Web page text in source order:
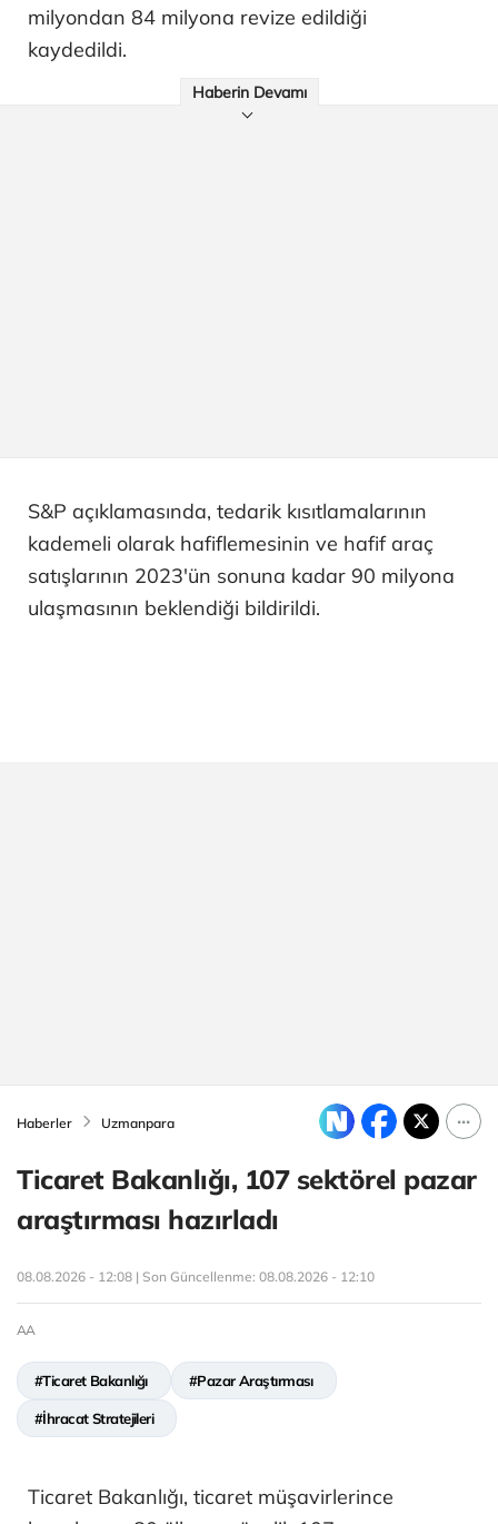
milyondan 84 milyona revize edildiği
kaydedildi.
Haberin Devamı
S&P açıklamasında, tedarik kısıtlamalarının
kademeli olarak hafiflemesinin ve hafif araç
satışlarının 2023'ün sonuna kadar 90 milyona
ulaşmasının beklendiği bildirildi.
Haberler Uzmanpara
Ticaret Bakanlığı, 107 sektörel pazar
araştırması hazırladı
08.08.2026 - 12:08 | Son Güncellenme: 08.08.2026 - 12:10
AA
#Ticaret Bakanlığı #Pazar Araştırması
#İhracat Stratejileri
Ticaret Bakanlığı, ticaret müşavirlerince